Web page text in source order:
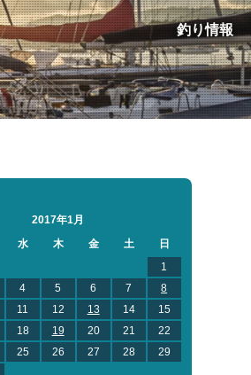
釣り情報
2017年1月
水 木 金 土
日
1
4 5 6 7
8
11 12 13 14
15
18 19 20 21
22
25 26 27 28
29